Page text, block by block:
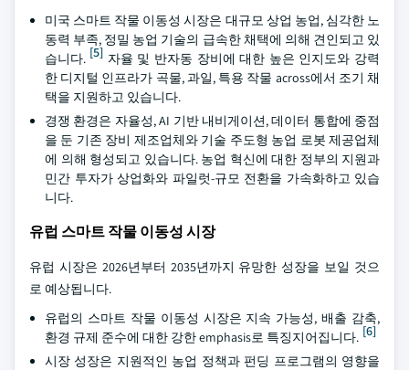
미국 스마트 작물 이동성 시장은 대규모 상업 농업, 심각한 노
동력 부족, 정밀 농업 기술의 급속한 채택에 의해 견인되고 있
습니다. [5] 자율 및 반자동 장비에 대한 높은 인지도와 강력
한 디지털 인프라가 곡물, 과일, 특용 작물 across에서 조기 채
택을 지원하고 있습니다.
경쟁 환경은 자율성, AI 기반 내비게이션, 데이터 통합에 중점
을 둔 기존 장비 제조업체와 기술 주도형 농업 로봇 제공업체
에 의해 형성되고 있습니다. 농업 혁신에 대한 정부의 지원과
민간 투자가 상업화와 파일럿-규모 전환을 가속화하고 있습
니다.
유럽 스마트 작물 이동성 시장
유럽 시장은 2026년부터 2035년까지 유망한 성장을 보일 것으
로 예상됩니다.
유럽의 스마트 작물 이동성 시장은 지속 가능성, 배출 감축,
환경 규제 준수에 대한 강한 emphasis로 특징지어집니다. [6]
시장 성장은 지원적인 농업 정책과 펀딩 프로그램의 영향을